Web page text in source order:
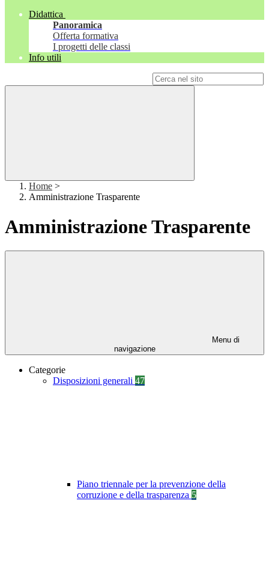
Didattica
Panoramica
Offerta formativa
I progetti delle classi
Info utili
Home >
Amministrazione Trasparente
Amministrazione Trasparente
Menu di
navigazione
Categorie
Disposizioni generali 47
Piano triennale per la prevenzione della
corruzione e della trasparenza 5